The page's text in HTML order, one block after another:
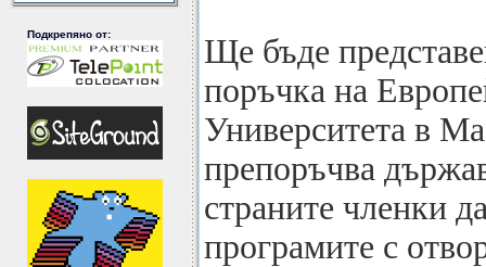
Подкрепяно от:
Ще бъде
поръчка на
Университета в
препоръчва
страните членки
програмите с